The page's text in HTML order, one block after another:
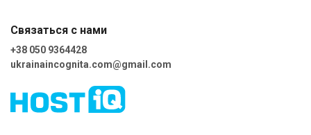
Связаться с нами
+38 050 9364428
ukrainaincognita.com@gmail.com